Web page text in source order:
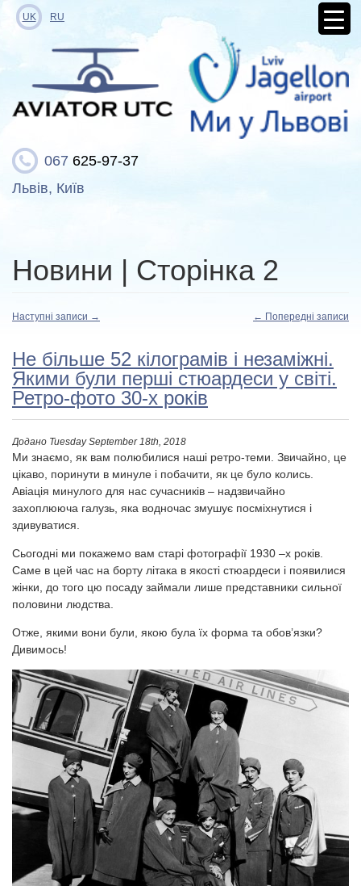
UK RU
067 625-97-37
Львів, Київ
Новини | Сторінка 2
← Попередні записи
Наступні записи →
Не більше 52 кілограмів і незаміжні.
Якими були перші стюардеси у світі.
Ретро-фото 30-х років
Додано Tuesday September 18th, 2018
Ми знаємо, як вам полюбилися наші ретро-теми. Звичайно, це
цікаво, поринути в минуле і побачити, як це було колись.
Авіація минулого для нас сучасників – надзвичайно
захоплююча галузь, яка водночас змушує посміхнутися і
здивуватися.
Сьогодні ми покажемо вам старі фотографії 1930 –х років.
Саме в цей час на борту літака в якості стюардеси і появилися
жінки, до того цю посаду займали лише представники сильної
половини людства.
Отже, якими вони були, якою була їх форма та обов’язки?
Дивимось!